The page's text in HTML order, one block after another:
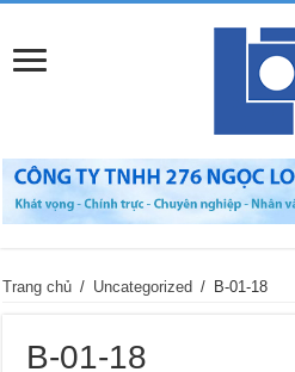
Trang chủ / Uncategorized / B-01-18
B-01-18